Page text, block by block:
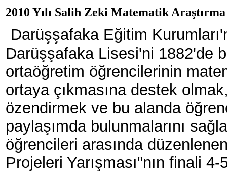
2010 Yılı Salih Zeki Matematik
Darüşşafaka Eğitim
Darüşşafaka Lisesi'ni 1882'de
ortaöğretim öğrencilerinin
ortaya çıkmasına destek
özendirmek ve bu alanda
paylaşımda bulunmalarını
öğrencileri arasında
Projeleri Yarışması"nın finali